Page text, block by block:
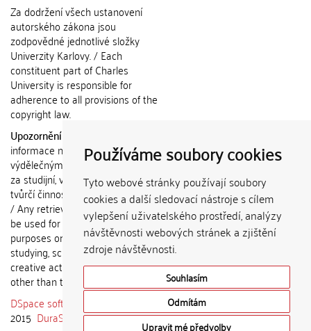
Používáme soubory cookies
Tyto webové stránky používají soubory
cookies a další sledovací nástroje s cílem
vylepšení uživatelského prostředí, analýzy
návštěvnosti webových stránek a zjištění
zdroje návštěvnosti.
Souhlasím
Odmítám
Upravit mé předvolby
Za dodržení všech ustanovení
autorského zákona jsou
zodpovědné jednotlivé složky
Univerzity Karlovy. / Each
constituent part of Charles
University is responsible for
adherence to all provisions of the
copyright law.
Upozornění / Notice:
informace nemohou být použity k
výdělečným účelům nebo vydávány
za studijní, vědeckou nebo jinou
tvůrčí činnost jiné osoby než autora.
/ Any retrieved information shall not
be used for any commercial
purposes or claimed as results of
studying, scientific or any other
creative activities of any person
other than the author.
DSpace software
copyright © 2002-
2015 DuraSpace